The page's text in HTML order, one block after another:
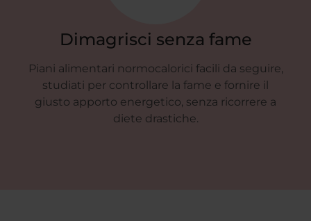
Dimagrisci senza fame
Piani alimentari normocalorici facili da seguire,
studiati per controllare la fame e fornire il
giusto apporto energetico, senza ricorrere a
diete drastiche.